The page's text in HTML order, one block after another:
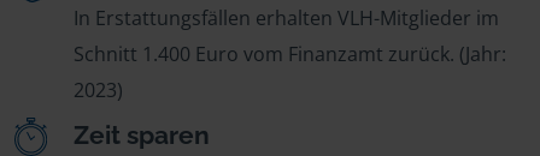
In Erstattungsfällen erhalten VLH-Mitglieder im
Schnitt 1.400 Euro vom Finanzamt zurück. (Jahr:
2023)
Zeit sparen